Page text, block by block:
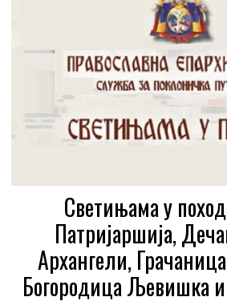
Светињама у
Патријаршија,
Архангели,
Богородица Љевишка